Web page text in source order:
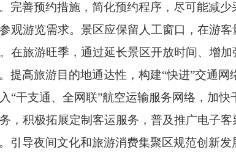
完善预约措施，简化预约程序，尽可能减
观游览需求。景区应保留人工窗口，在游
在旅游旺季，通过延长景区开放时间、增加
提高旅游目的地通达性，构建“快进”交通
“干支通、全网联”航空运输服务网络，加
，积极拓展定制客运服务，普及推广电子客
引导夜间文化和旅游消费集聚区规范创新